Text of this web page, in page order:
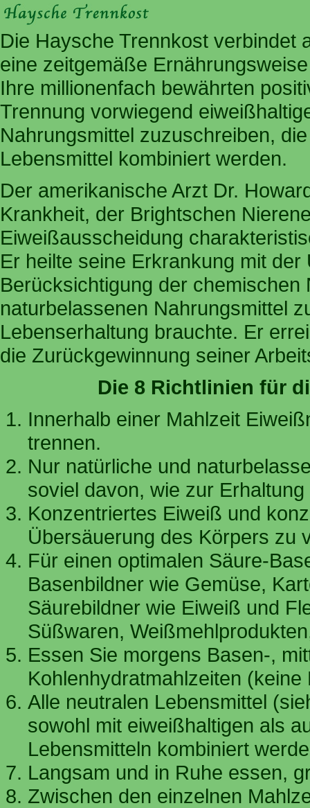
Die Haysche Trennkost verbindet
eine zeitgemäße
Ihre millionenfach bewährten
Trennung vorwiegend
Nahrungsmittel zuzuschreiben,
Lebensmittel kombiniert werden.
Der amerikanische Arzt Dr.
Krankheit, der Brightschen
Eiweißausscheidung
Er heilte seine Erkrankung mit
Berücksichtigung der
naturbelassenen Nahrungsmittel
Lebenserhaltung brauchte. Er
die Zurückgewinnung seiner
Die 8 Richtlinien für
Innerhalb einer Mahlzeit
trennen.
Nur natürliche und
soviel davon, wie zur
Konzentriertes Eiweiß und
Übersäuerung des Körpers zu
Für einen optimalen Säure-
Basenbildner wie Gemüse,
Säurebildner wie Eiweiß und
Süßwaren,
Essen Sie morgens Basen-,
Kohlenhydratmahlzeiten
Alle neutralen Lebensmittel
sowohl mit eiweißhaltigen als
Lebensmitteln kombiniert
Langsam und in Ruhe essen,
Zwischen den einzelnen